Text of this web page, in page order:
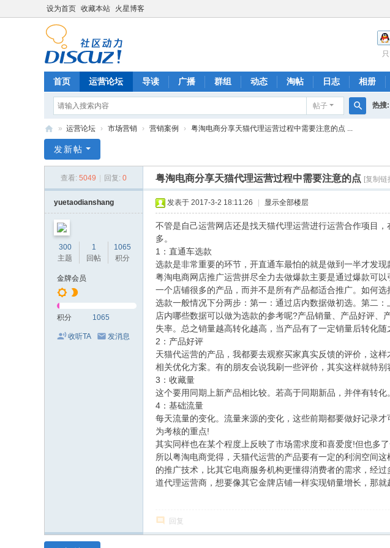
设为首页 收藏本站 火星博客
首页 运营论坛 导读 广播 群组 动态 淘帖 日志 相册
帖子 热搜:
商
» 运营论坛 › 市场营销 › 营销案例 › 粤淘电商分享天猫代理运营过程中需要注意的点 ...
发新帖
查看: 5049 回复: 0 粤淘电商分享天猫代理运营过程中需要注意的点 [复制链
yuetaodianshang
300
主题
1
回帖
1065
积分
金牌会员
积分 1065
收听TA 发消息
发表于 2017-3-2 18:11:26 显示全部楼层
不管是自己运营网店还是找天猫代理运营进行运营合作项目
多。
1：直通车选款
选款是非常重要的环节，开直通车最怕的就是做到一半才发
粤淘电商网店推广运营拼尽全力去做爆款主要是通过爆款可
一个店铺很多的产品，而并不是所有产品都适合推广。如何
选款一般情况下分两步：第一：通过店内数据做初选。第二
店内哪些数据可以做为选款的参考呢?产品销量、产品好评
失率。总之销量越高转化越高，当产品有了一定销量后转化随
2：产品好评
天猫代运营的产品，我都要去观察买家真实反馈的评价，这样
相关优化方案。有的朋友会说我刷一些评价，其实这样就特
3：收藏量
这个要用同期上新产品相比较。若高于同期新品，并伴有转化
4：基础流量
每天流量的变化。流量来源的变化，这些前期都要做好记录
为考核的重点!
其实同样也在某个程度上反映了市场需求度和喜爱度!但也多
所以粤淘电商觉得，天猫代运营的产品要有一定的利润空间
的推广技术，比其它电商服务机构更懂得消费者的需求，经
道代理运营商，想要像其它金牌店铺一样实现销量增长，那
回复